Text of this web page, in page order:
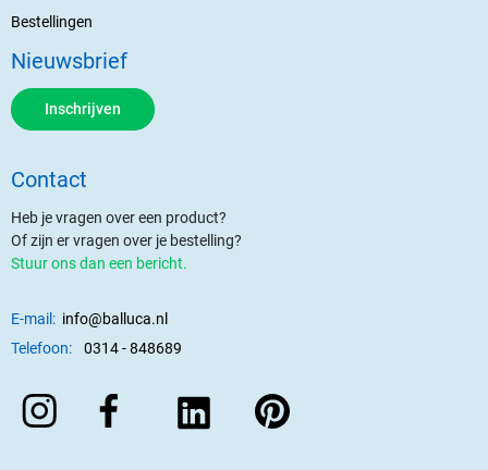
Bestellingen
Nieuwsbrief
Inschrijven
Contact
Heb je vragen over een product?
Of zijn er vragen over je bestelling?
Stuur ons dan een bericht.
E-mail: info@balluca.nl
Telefoon:
0314 - 848689